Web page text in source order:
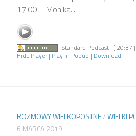
17.00 – Monika...
Standard Podcast [ 20:37
Hide Player | Play in Popup | Download
ROZMOWY WIELKOPOSTNE/WIELKI
6 MARCA 2019